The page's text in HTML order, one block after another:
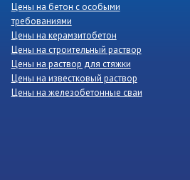
Цены на бетон с особыми
требованиями
Цены на керамзитобетон
Цены на строительный раствор
Цены на раствор для стяжки
Цены на известковый раствор
Цены на железобетонные сваи